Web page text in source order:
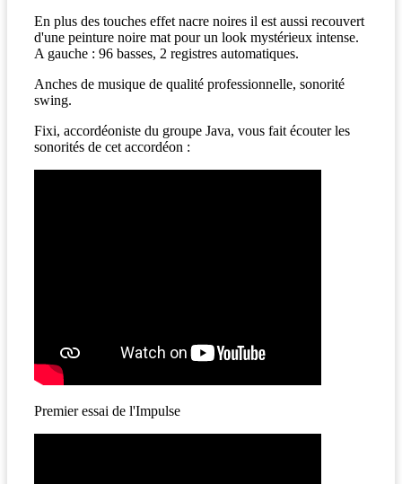
En plus des touches effet nacre noires il est aussi recouvert
d'une peinture noire mat pour un look mystérieux intense.
A gauche : 96 basses, 2 registres automatiques.
Anches de musique de qualité professionnelle, sonorité
swing.
Fixi, accordéoniste du groupe Java, vous fait écouter les
sonorités de cet accordéon :
Premier essai de l'Impulse